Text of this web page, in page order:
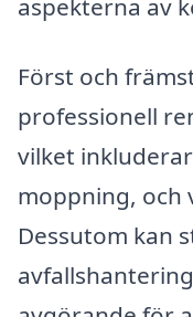
aspekterna av
Först och
professionell
vilket
moppning, och
Dessutom kan